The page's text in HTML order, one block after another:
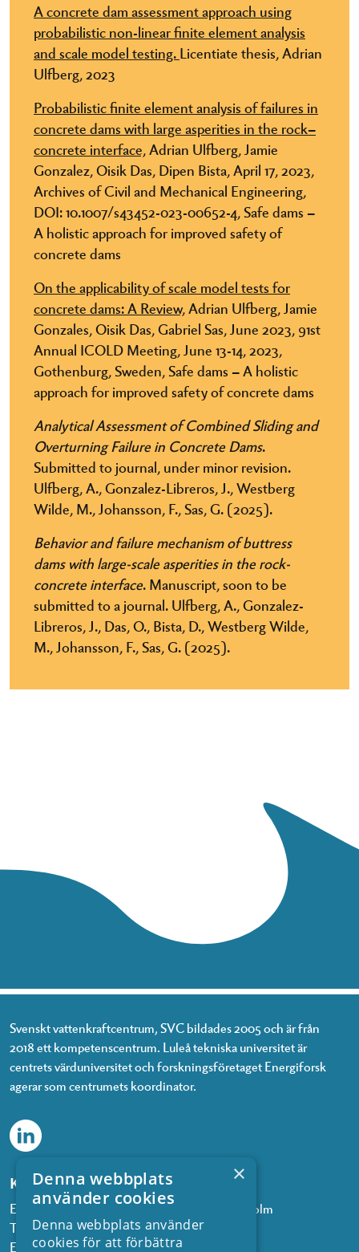
A concrete dam assessment approach using
probabilistic non-linear finite element analysis
and scale model testing. Licentiate thesis, Adrian
Ulfberg, 2023
Probabilistic finite element analysis of failures in
concrete dams with large asperities in the rock–
concrete interface,Adrian Ulfberg, Jamie
Gonzalez, Oisik Das, Dipen Bista, April 17, 2023,
Archives of Civil and Mechanical Engineering,
DOI: 10.1007/s43452-023-00652-4, Safe dams –
A holistic approach for improved safety of
concrete dams
On the applicability of scale model tests for
concrete dams: A Review,Adrian Ulfberg, Jamie
Gonzales, Oisik Das, Gabriel Sas, June 2023, 91st
Annual ICOLD Meeting, June 13-14, 2023,
Gothenburg, Sweden, Safe dams – A holistic
approach for improved safety of concrete dams
Analytical Assessment of Combined Sliding and
Overturning Failure in Concrete Dams.
Submitted to journal, under minor revision.
Ulfberg, A., Gonzalez-Libreros, J., Westberg
Wilde, M., Johansson, F., Sas, G. (2025).
Behavior and failure mechanism of buttress
dams with large-scale asperities in the rock-
concrete interface. Manuscript, soon to be
submitted to a journal. Ulfberg, A., Gonzalez-
Libreros, J., Das, O., Bista, D., Westberg Wilde,
M., Johansson, F., Sas, G. (2025).
Svenskt vattenkraftcentrum, SVC bildades 2005 och är från
2018 ett kompetenscentrum. Luleå tekniska universitet är
centrets värduniversitet och forskningsföretaget Energiforsk
agerar som centrumets koordinator.
Kontakta oss
Energiforsk, Olof Palmes gata 11, 101 53 Stockholm
Telefon: 08 677 25 30
E-post:kontakt@energiforsk.se
×
Denna webbplats
använder cookies
Denna webbplats använder
cookies för att förbättra